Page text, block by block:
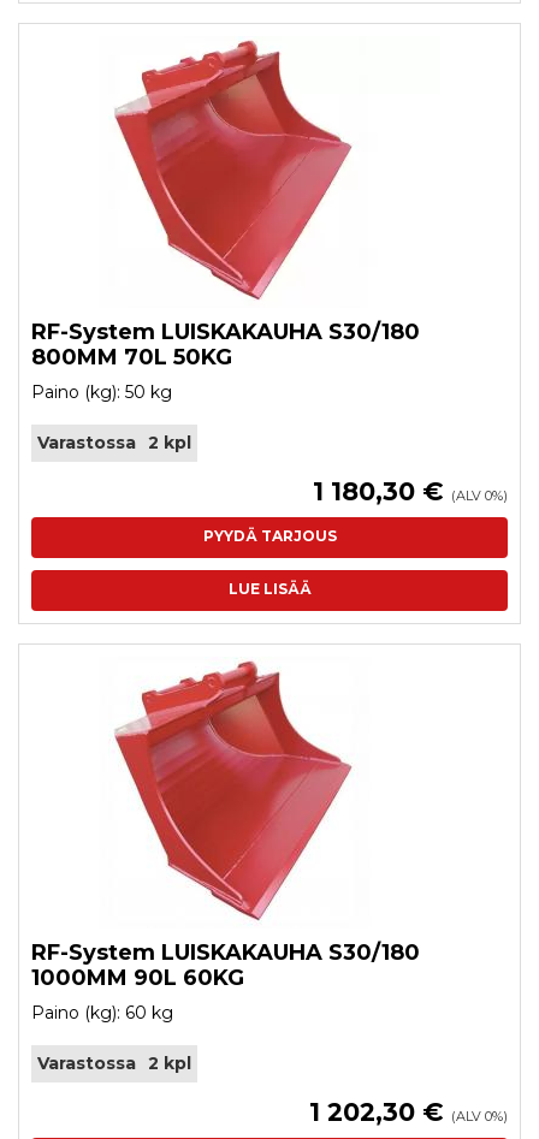
RF-System LUISKAKAUHA S30/180
800MM 70L 50KG
Paino (kg): 50 kg
Varastossa 2 kpl
1 180,30 € (ALV 0%)
PYYDÄ TARJOUS
LUE LISÄÄ
RF-System LUISKAKAUHA S30/180
1000MM 90L 60KG
Paino (kg): 60 kg
Varastossa 2 kpl
1 202,30 € (ALV 0%)